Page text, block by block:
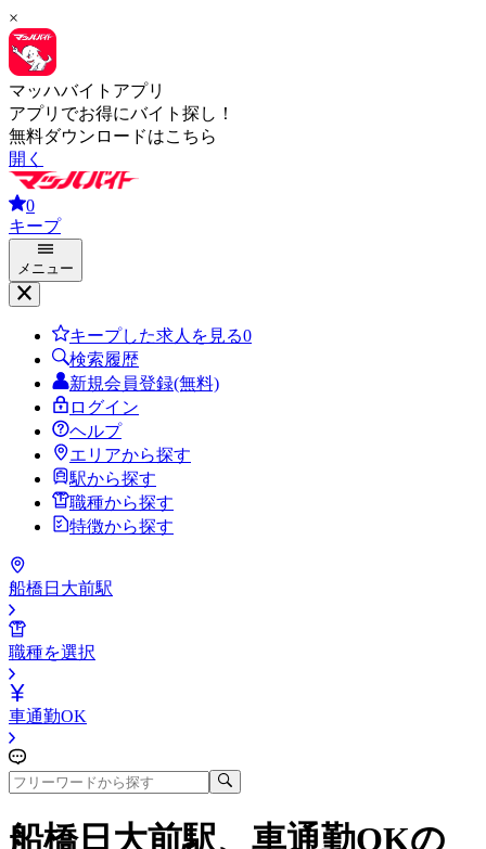
×
マッハバイトアプリ
アプリでお得にバイト探し！
無料ダウンロードはこちら
開く
0
キープ
メニュー
キープした求人を見る0
検索履歴
新規会員登録(無料)
ログイン
ヘルプ
エリアから探す
駅から探す
職種から探す
特徴から探す
船橋日大前駅
職種を選択
車通勤OK
船橋日大前駅、車通勤OKの